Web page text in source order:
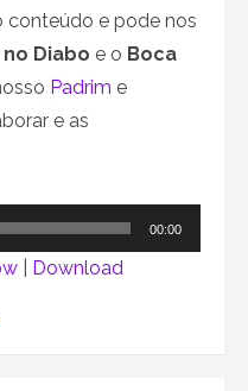
conteúdo e pode nos
Diabo e o Boca
Padrim e
e as
00:00
Download